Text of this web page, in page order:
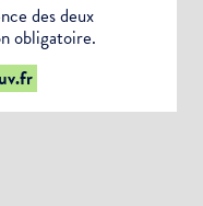
des deux
obligatoire.